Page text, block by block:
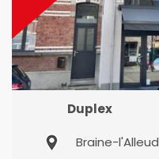
Duplex
Braine-l'Alleud